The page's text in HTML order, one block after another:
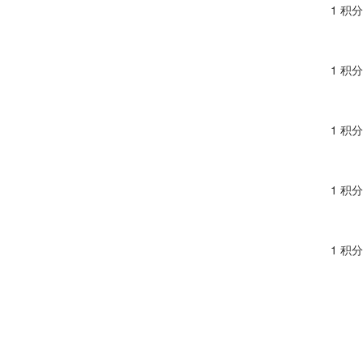
1 积分
1 积分
1 积分
1 积分
1 积分